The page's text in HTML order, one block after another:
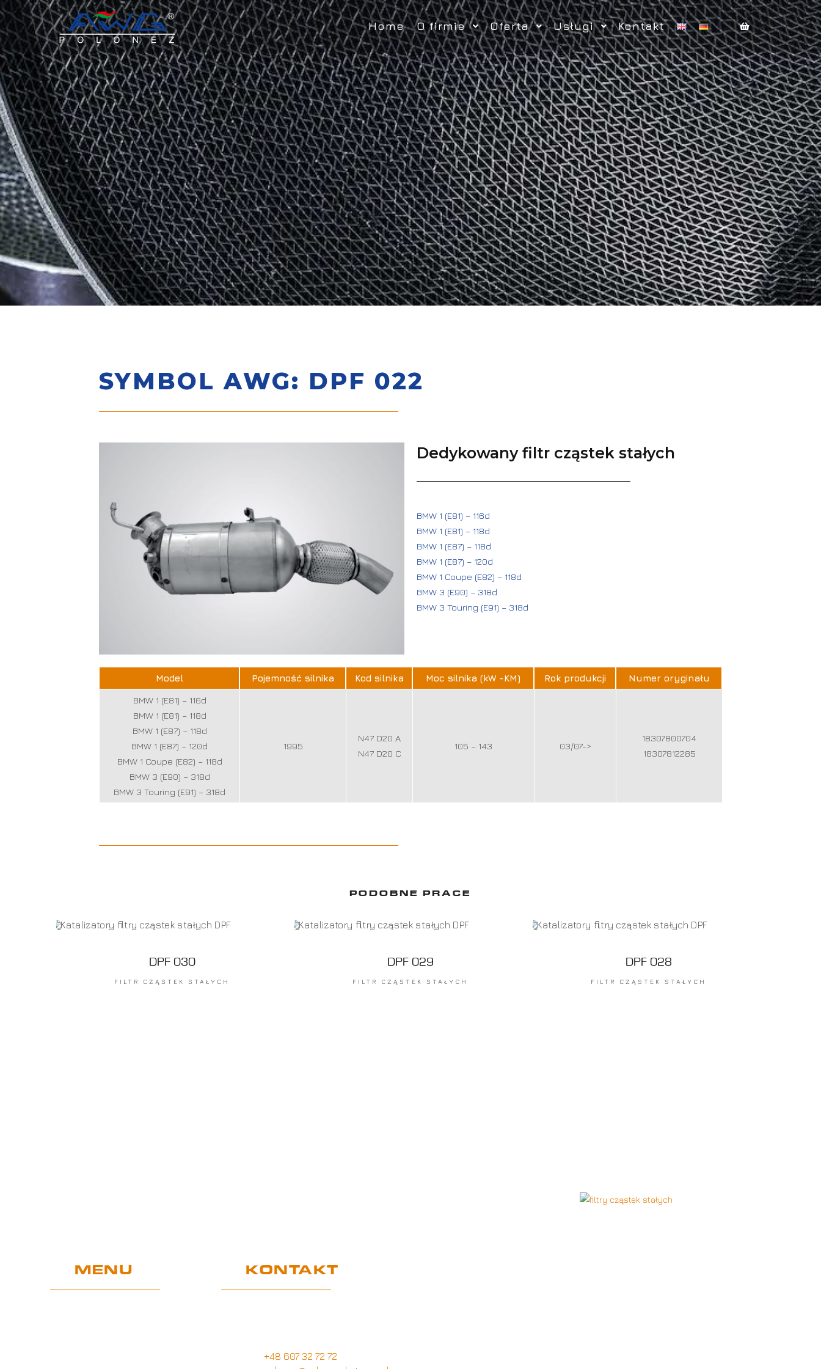
Home O firmie Oferta Usługi Kontakt
SYMBOL AWG: DPF 022
Dedykowany filtr cząstek stałych
BMW 1 (E81) – 116d
BMW 1 (E81) – 118d
BMW 1 (E87) – 118d
BMW 1 (E87) – 120d
BMW 1 Coupe (E82) – 118d
BMW 3 (E90) – 318d
BMW 3 Touring (E91) – 318d
Model Pojemność silnika Kod silnika Moc silnika (kW -KM) Rok produkcji Numer oryginału
BMW 1 (E81) – 116d
BMW 1 (E81) – 118d
BMW 1 (E87) – 118d
BMW 1 (E87) – 120d
BMW 1 Coupe (E82) – 118d
BMW 3 (E90) – 318d
BMW 3 Touring (E91) – 318d
1995
N47 D20 A
N47 D20 C
105 – 143 03/07->
18307800704
18307812285
PODOBNE PRACE
DPF 030
FILTR CZĄSTEK STAŁYCH
DPF 029
FILTR CZĄSTEK STAŁYCH
DPF 028
FILTR CZĄSTEK STAŁYCH
MENU KONTAKT
+48 607 32 72 72